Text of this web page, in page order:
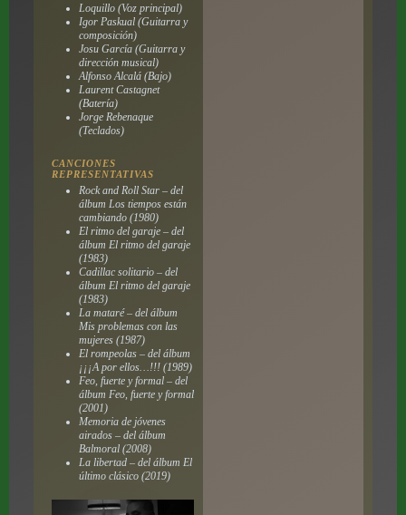
Loquillo (Voz principal)
Igor Paskual (Guitarra y
composición)
Josu García (Guitarra y
dirección musical)
Alfonso Alcalá (Bajo)
Laurent Castagnet
(Batería)
Jorge Rebenaque
(Teclados)
CANCIONES
REPRESENTATIVAS
Rock and Roll Star – del
álbum Los tiempos están
cambiando (1980)
El ritmo del garaje – del
álbum El ritmo del garaje
(1983)
Cadillac solitario – del
álbum El ritmo del garaje
(1983)
La mataré – del álbum
Mis problemas con las
mujeres (1987)
El rompeolas – del álbum
¡¡¡A por ellos…!!! (1989)
Feo, fuerte y formal – del
álbum Feo, fuerte y formal
(2001)
Memoria de jóvenes
airados – del álbum
Balmoral (2008)
La libertad – del álbum El
último clásico (2019)